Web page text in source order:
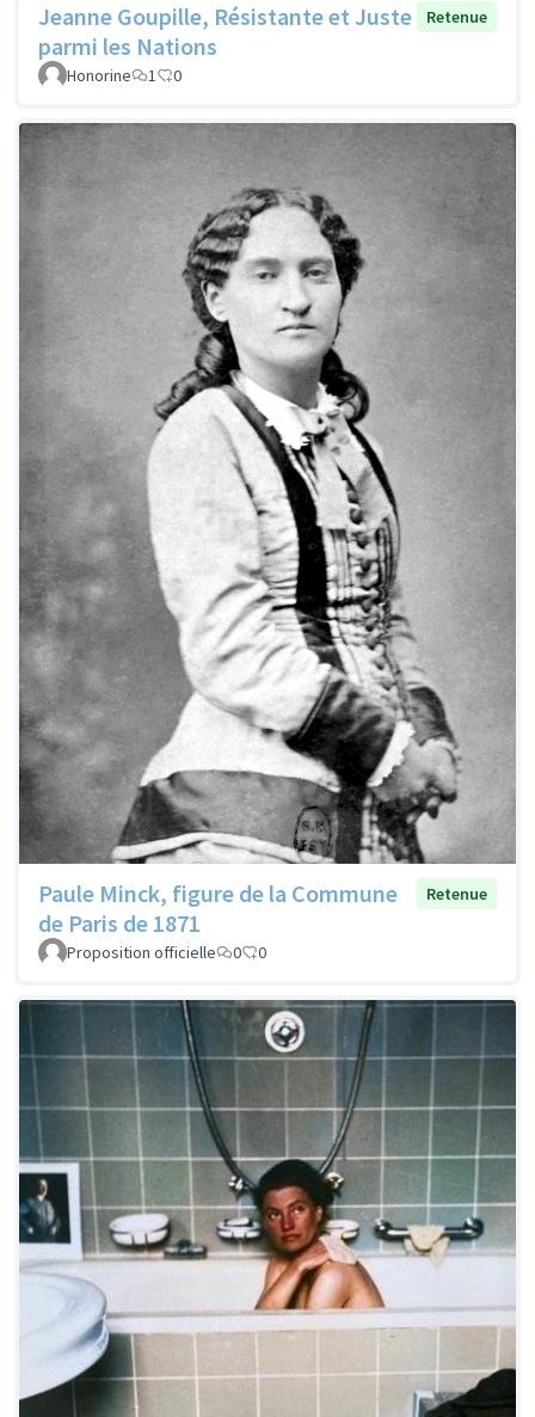
Jeanne Goupille, Résistante et Juste
parmi les Nations
Retenue
Honorine 1 0
Paule Minck, figure de la Commune
de Paris de 1871
Retenue
Proposition officielle 0 0